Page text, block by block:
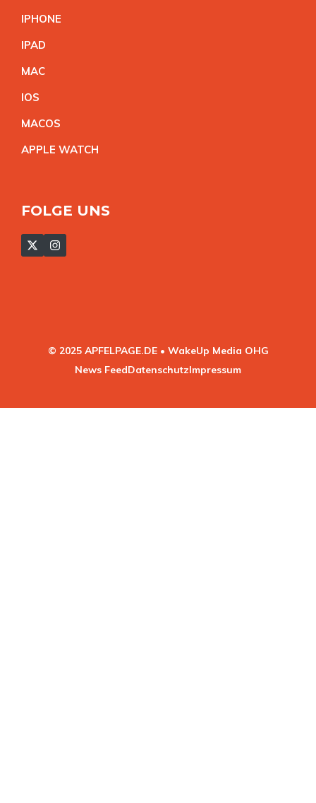
IPHONE
IPAD
MAC
IOS
MACOS
APPLE WATCH
FOLGE UNS
© 2025 APFELPAGE.DE • WakeUp Media OHG
News FeedDatenschutzImpressum